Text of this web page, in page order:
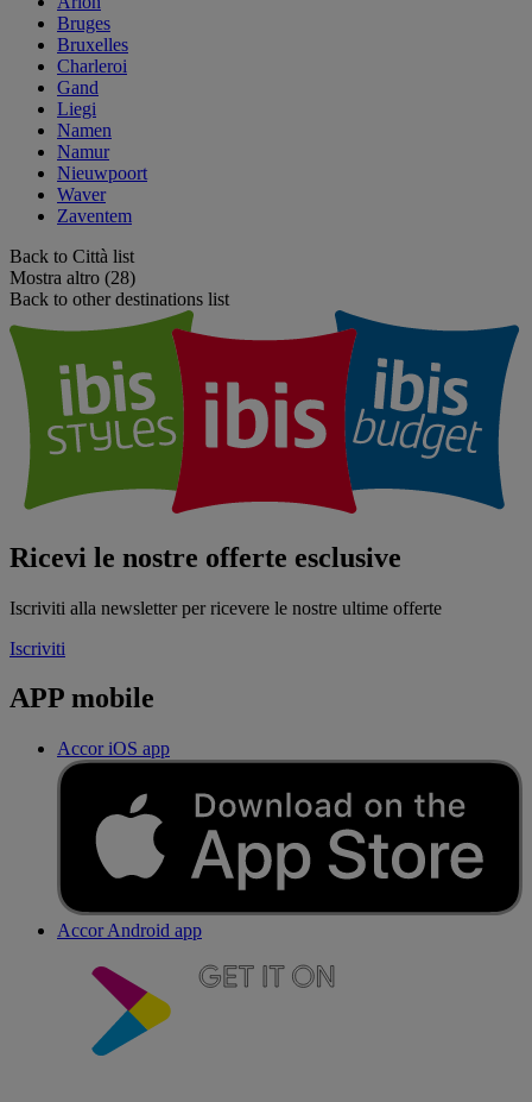
Bruges
Bruxelles
Charleroi
Gand
Liegi
Namen
Namur
Nieuwpoort
Waver
Zaventem
Back to Città list
Mostra altro (28)
Back to other destinations list
Ricevi le nostre offerte esclusive
Iscriviti alla newsletter per ricevere le nostre ultime offerte
Iscriviti
APP mobile
Accor iOS app
Accor Android app